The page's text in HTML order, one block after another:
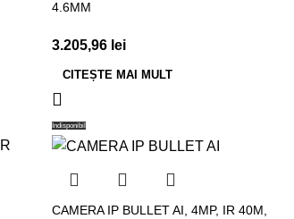
4.6MM
3.205,96 lei
CITEȘTE MAI MULT
Indisponibil
CAMERA IP BULLET AI, 4MP, IR 40M,